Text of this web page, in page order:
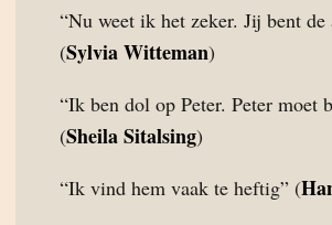
“Nu weet ik het zeker. Jij bent
(Sylvia Witteman)
“Ik ben dol op Peter. Peter moet
(Sheila Sitalsing)
“Ik vind hem vaak te heftig” (